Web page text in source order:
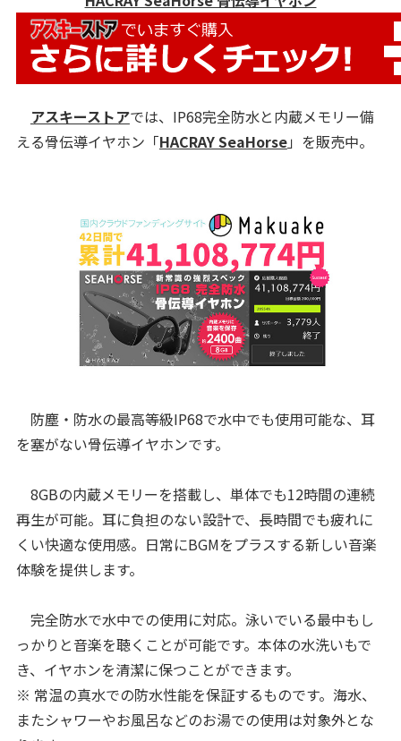
アスキーストアでは、IP68完全防水と内蔵メモリー備
える骨伝導イヤホン「HACRAY SeaHorse」を販売中。
防塵・防水の最高等級IP68で水中でも使用可能な、耳
を塞がない骨伝導イヤホンです。
8GBの内蔵メモリーを搭載し、単体でも12時間の連続
再生が可能。耳に負担のない設計で、長時間でも疲れに
くい快適な使用感。日常にBGMをプラスする新しい音楽
体験を提供します。
完全防水で水中での使用に対応。泳いでいる最中もし
っかりと音楽を聴くことが可能です。本体の水洗いもで
き、イヤホンを清潔に保つことができます。
※ 常温の真水での防水性能を保証するものです。海水、
またシャワーやお風呂などのお湯での使用は対象外とな